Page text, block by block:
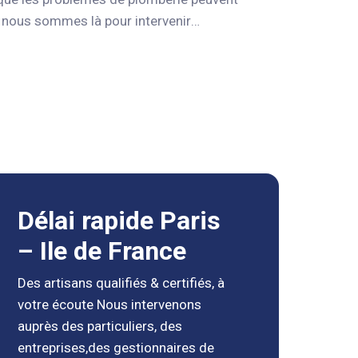
sommes là pour intervenir
l’installation de sanitaires et la
Délai rapide Paris
– Ile de France
Des artisans qualifiés & certifiés, à
votre écoute Nous intervenons
auprès des particuliers, des
entreprises,des gestionnaires de